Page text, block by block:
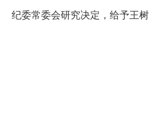
纪委常委会研究决定，给予王